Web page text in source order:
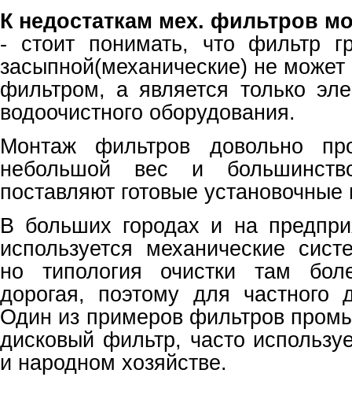
К недостаткам мех. фильтров
- стоит понимать, что фильтр
засыпной(механические) не
фильтром, а является только
водоочистного оборудования.
Монтаж фильтров довольно
небольшой вес и
поставляют готовые
В больших городах и на
используется механические
но типология очистки там
дорогая, поэтому для частного
Один из примеров фильтров
дисковый фильтр, часто
и народном хозяйстве.